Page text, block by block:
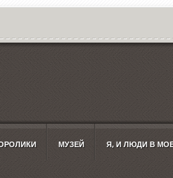
МУЗЕЙ Я, И ЛЮДИ В